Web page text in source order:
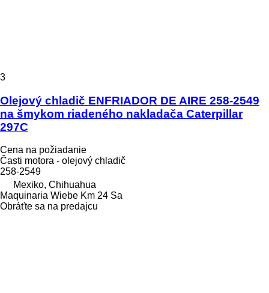
3
Olejový chladič ENFRIADOR DE AIRE 258-2549
na šmykom riadeného nakladača Caterpillar
297C
Cena na požiadanie
Časti motora - olejový chladič
258-2549
Mexiko, Chihuahua
Maquinaria Wiebe Km 24 Sa
Obráťte sa na predajcu